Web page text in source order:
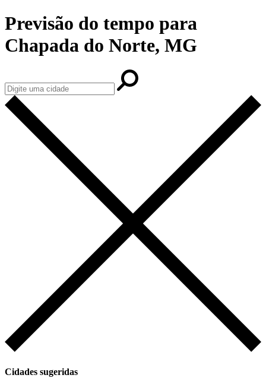
Previsão do tempo para
Chapada do Norte, MG
Cidades sugeridas